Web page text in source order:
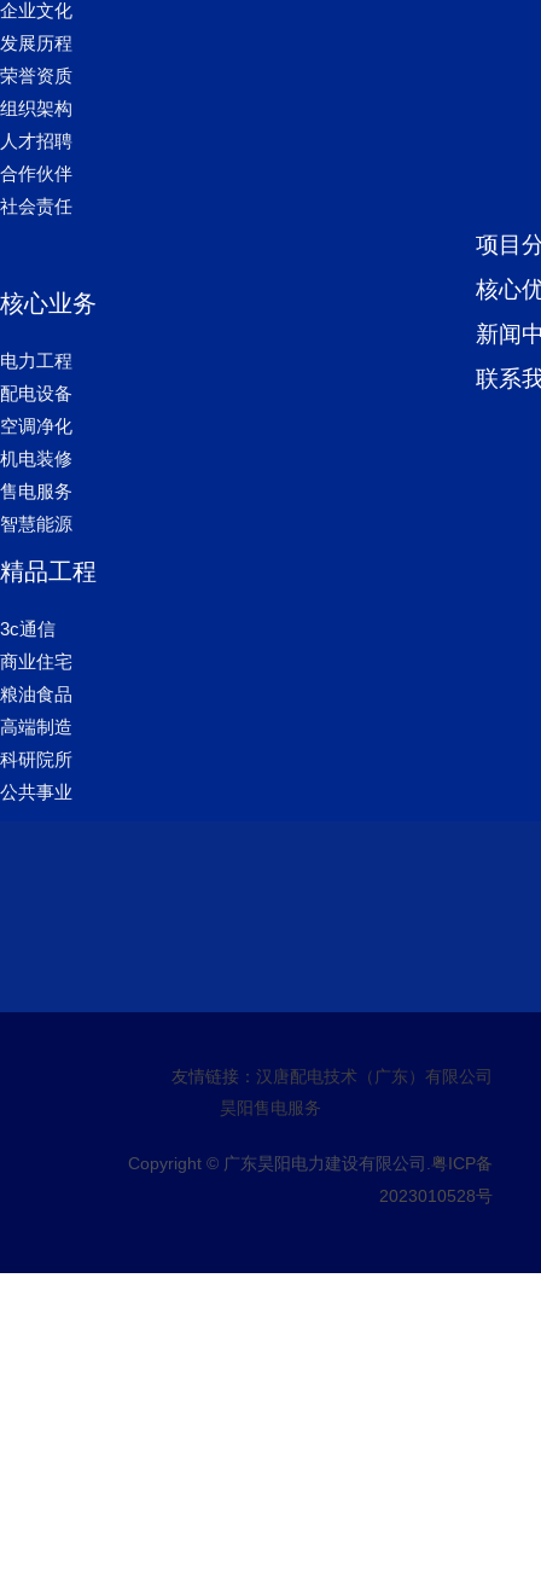
企业文化
发展历程
荣誉资质
组织架构
人才招聘
合作伙伴
社会责任
核心业务
电力工程
配电设备
空调净化
机电装修
售电服务
智慧能源
精品工程
3c通信
商业住宅
粮油食品
高端制造
科研院所
公共事业
项目
核心
新闻
联系
友情链接： 汉唐配电技术（广东）有限公司
昊阳售电服务
Copyright © 广东昊阳电力建设有限公司.粤ICP备
2023010528号